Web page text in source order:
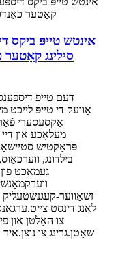
סילינג
דעם טייפּ
אַוועק די טייפּ לייכט
אַקסעסערי פֿאַר
מעלאָכע און דיי
פּראַקטיש
בילדונג,
געמאכט
זשאַווער-קעגנשטעליק
לאַנג דינסט
צו האַלטן און
שאַטן.גרינג צו